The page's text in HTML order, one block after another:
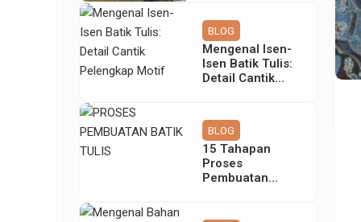
BLOG
Mengenal Isen-
Isen Batik Tulis:
Detail Cantik
BLOG
15 Tahapan
Proses
Pembuatan